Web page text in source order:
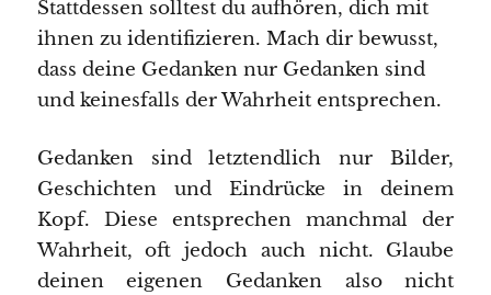
Stattdessen solltest du aufhören, dich mit
ihnen zu identifizieren. Mach dir bewusst,
dass deine Gedanken nur Gedanken sind
und keinesfalls der Wahrheit entsprechen.
Gedanken sind letztendlich nur Bilder,
Geschichten und Eindrücke in deinem
Kopf. Diese entsprechen manchmal der
Wahrheit, oft jedoch auch nicht. Glaube
deinen eigenen Gedanken also nicht